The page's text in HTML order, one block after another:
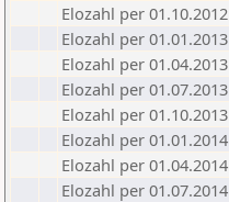
Elozahl per 01.10.2012
Elozahl per 01.01.2013
Elozahl per 01.04.2013
Elozahl per 01.07.2013
Elozahl per 01.10.2013
Elozahl per 01.01.2014
Elozahl per 01.04.2014
Elozahl per 01.07.2014